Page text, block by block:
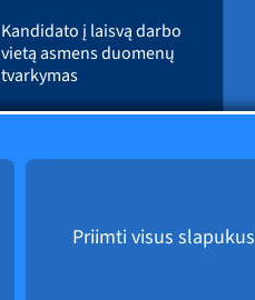
Kandidato į laisvą darbo
vietą asmens duomenų
tvarkymas
teikimo paslaugų
Priimti visus slapukus